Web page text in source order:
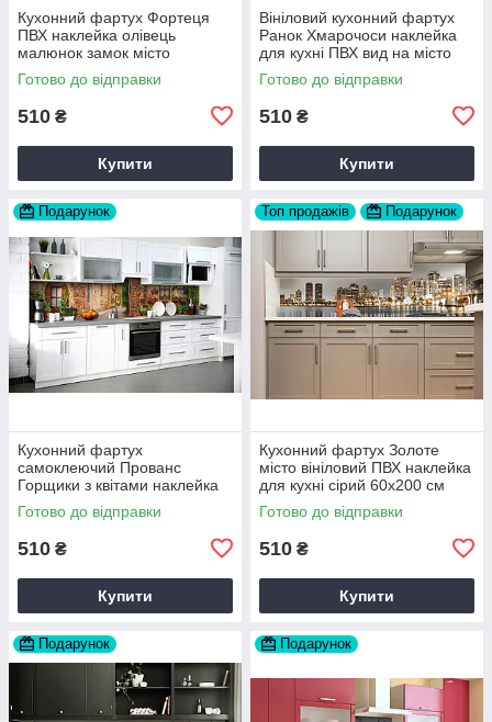
Кухонний фартух Фортеця
ПВХ наклейка олівець
малюнок замок місто
Коричневий 60х200 см Happy
Pocket Z180802
Готово до відправки
510 ₴
Купити
Вініловий кухонний фартух
Ранок Хмарочоси наклейка
для кухні ПВХ вид на місто
Коричневий Happy Pocket
Z181457
Готово до відправки
510 ₴
Купити
Подарунок
Кухонний фартух
самоклеючий Прованс
Горщики з квітами наклейка
ПВХ вулиці 60х200 см Happy
Pocket Z180305
Готово до відправки
510 ₴
Купити
Топ продажів Подарунок
Кухонний фартух Золоте
місто вініловий ПВХ наклейка
для кухні сірий 60х200 см
Happy Pocket Z180247
Готово до відправки
510 ₴
Купити
Подарунок Подарунок